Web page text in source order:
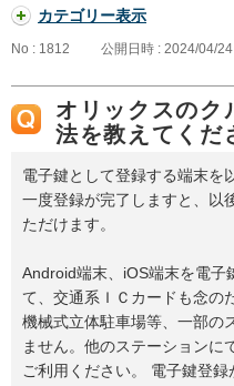
カテゴリー表示
No : 1812 公開日時 : 2024/04/
オリックスのク
法を教えてくだ
電子鍵として登録する端末を
一度登録が完了しますと、以
ただけます。
Android端末、iOS端末を電子
て、交通系ＩＣカードも念の
機械式立体駐車場等、一部の
ません。他のステーションに
ご利用ください。 電子鍵登